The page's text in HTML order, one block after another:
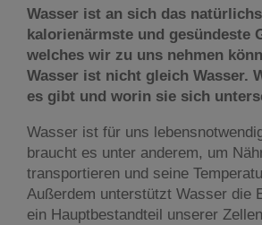
Wasser ist an sich das
kalorienärmste und gesündeste
welches wir zu uns nehmen
Wasser ist nicht gleich Wasser.
es gibt und worin sie sich
Wasser ist für uns
braucht es unter anderem, um
transportieren und seine
Außerdem unterstützt Wasser die
ein Hauptbestandteil unserer